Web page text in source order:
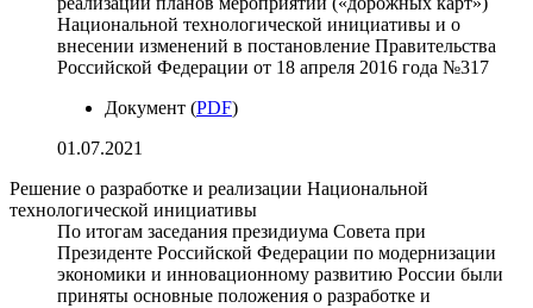
Национальной технологической инициативы и о
внесении изменений в постановление Правительства
Российской Федерации от 18 апреля 2016 года №317
Документ (PDF)
01.07.2021
Решение о разработке и реализации Национальной
технологической инициативы
По итогам заседания президиума Совета при
Президенте Российской Федерации по модернизации
экономики и инновационному развитию России были
приняты основные положения о разработке и